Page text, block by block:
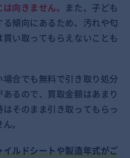
向きません。 また、子ども
傾向にあるため、汚れや匂
い取ってもらえないことも
合でも無料で引き取り処分
るので、買取金額はあまり
そのまま引き取ってもらっ
。
ルドシートや製造年式がご